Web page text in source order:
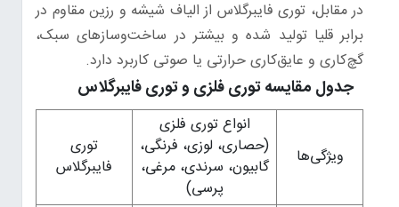
در مقابل، توری فایبرگلاس از الیاف شیشه و رزین مقاوم در
برابر قلیا تولید شده و بیشتر در ساخت‌وسازهای سبک،
گچ‌کاری و عایق‌کاری حرارتی یا صوتی کاربرد دارد.
جدول مقایسه توری فلزی و توری فایبرگلاس
ویژگی‌ها
انواع توری فلزی
(حصاری، لوزی، فرنگی،
گابیون، سرندی، مرغی،
پرسی)
فایبرگلاس